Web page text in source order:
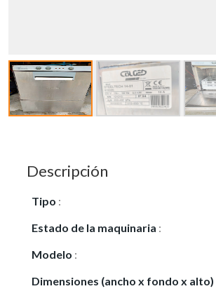
Descripción
Tipo :
Estado de la maquinaria :
Modelo :
Dimensiones (ancho x fondo x alto)